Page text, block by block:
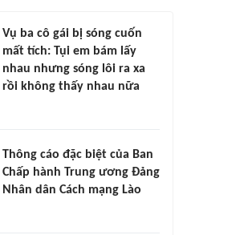
Vụ ba cô gái bị sóng cuốn
mất tích: Tụi em bám lấy
nhau nhưng sóng lôi ra xa
rồi không thấy nhau nữa
Thông cáo đặc biệt của Ban
Chấp hành Trung ương Đảng
Nhân dân Cách mạng Lào